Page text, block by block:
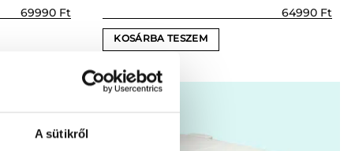
A sütikről
69990 Ft
Értékelés:
64990 Ft
KOSÁRBA TESZEM